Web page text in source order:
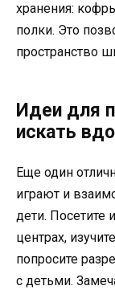
хранения:
полки. Это
пространство
Идеи для
искать
Еще один
играют и
дети. Посетите
центрах,
попросите
с детьми.